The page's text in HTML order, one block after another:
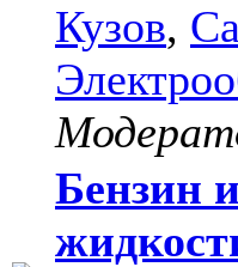
Кузов,
Бензин